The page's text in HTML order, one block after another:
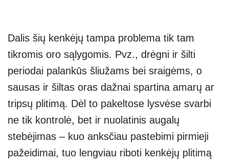
Dalis šių kenkėjų tampa problema tik tam
tikromis oro sąlygomis. Pvz., drėgni ir šilti
periodai palankūs šliužams bei sraigėms, o
sausas ir šiltas oras dažnai spartina amarų ar
tripsų plitimą. Dėl to pakeltose lysvėse svarbi
ne tik kontrolė, bet ir nuolatinis augalų
stebėjimas – kuo anksčiau pastebimi pirmieji
pažeidimai, tuo lengviau riboti kenkėjų plitimą